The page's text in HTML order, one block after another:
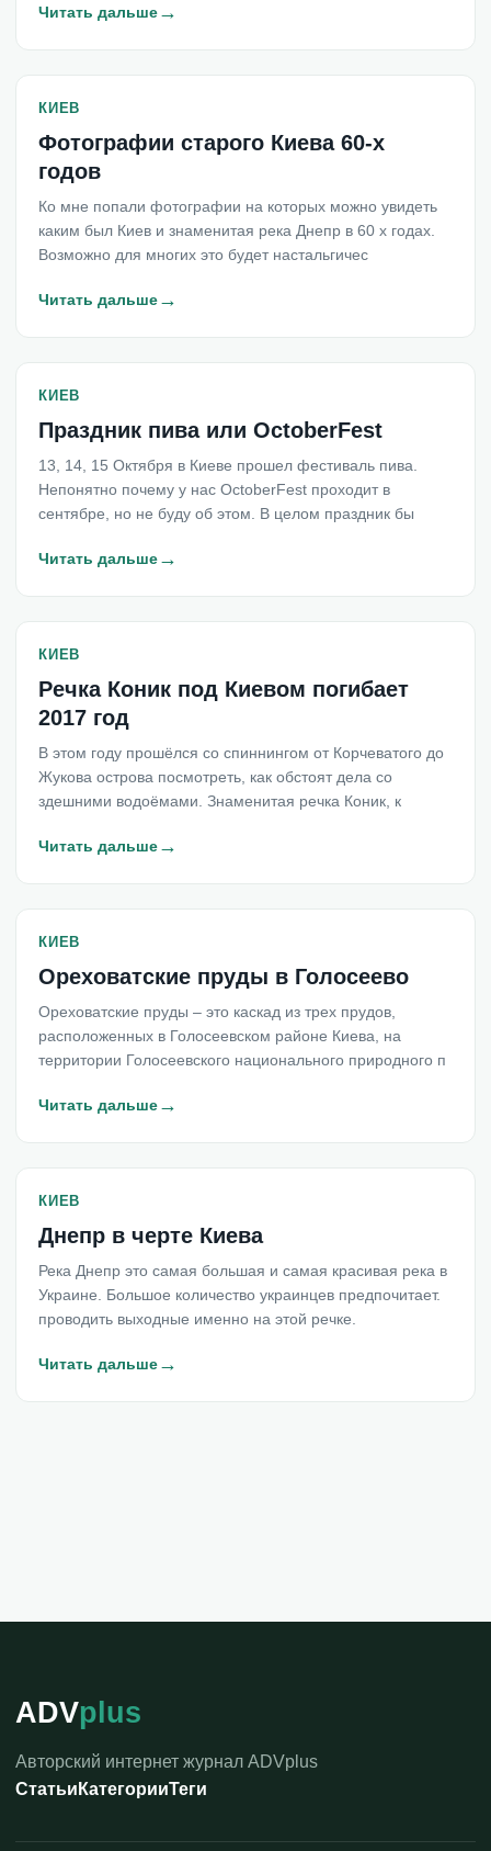
Читать дальше→
КИЕВ
Фотографии старого Киева 60-х
годов
Ко мне попали фотографии на которых можно увидеть
каким был Киев и знаменитая река Днепр в 60 х годах.
Возможно для многих это будет настальгичес
Читать дальше→
КИЕВ
Праздник пива или OctoberFest
13, 14, 15 Октября в Киеве прошел фестиваль пива.
Непонятно почему у нас OctoberFest проходит в
сентябре, но не буду об этом. В целом праздник бы
Читать дальше→
КИЕВ
Речка Коник под Киевом погибает
2017 год
В этом году прошёлся со спиннингом от Корчеватого до
Жукова острова посмотреть, как обстоят дела со
здешними водоёмами. Знаменитая речка Коник, к
Читать дальше→
КИЕВ
Ореховатские пруды в Голосеево
Ореховатские пруды – это каскад из трех прудов,
расположенных в Голосеевском районе Киева, на
территории Голосеевского национального природного п
Читать дальше→
КИЕВ
Днепр в черте Киева
Река Днепр это самая большая и самая красивая река в
Украине. Большое количество украинцев предпочитает.
проводить выходные именно на этой речке.
Читать дальше→
ADVplus
Авторский интернет журнал ADVplus
Статьи КатегорииТеги